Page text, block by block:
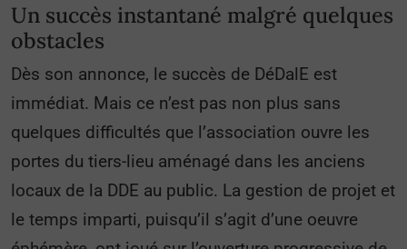
Un succès instantané malgré quelques
obstacles
Dès son annonce, le succès de DéDalE est
immédiat. Mais ce n’est pas non plus sans
quelques difficultés que l’association ouvre les
portes du tiers-lieu aménagé dans les anciens
locaux de la DDE au public. La gestion de projet et
le temps imparti, puisqu’il s’agit d’une oeuvre